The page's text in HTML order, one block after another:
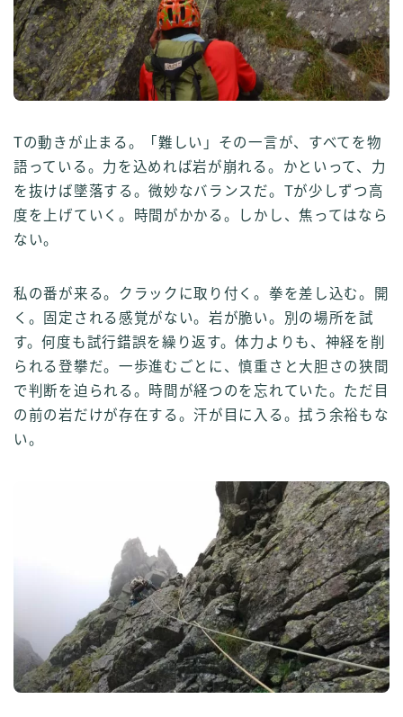
Tの動きが止まる。「難しい」その一言が、すべてを物
語っている。力を込めれば岩が崩れる。かといって、力
を抜けば墜落する。微妙なバランスだ。Tが少しずつ高
度を上げていく。時間がかかる。しかし、焦ってはなら
ない。
私の番が来る。クラックに取り付く。拳を差し込む。開
く。固定される感覚がない。岩が脆い。別の場所を試
す。何度も試行錯誤を繰り返す。体力よりも、神経を削
られる登攀だ。一歩進むごとに、慎重さと大胆さの狭間
で判断を迫られる。時間が経つのを忘れていた。ただ目
の前の岩だけが存在する。汗が目に入る。拭う余裕もな
い。